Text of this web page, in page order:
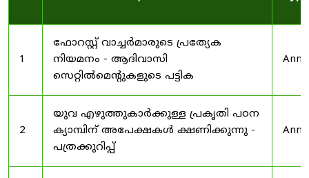
1
ഫോറസ്റ്റ് വാച്ചർമാരുടെ പ്രത്യേക
നിയമനം - ആദിവാസി
സെറ്റിൽമെന്റുകളുടെ പട്ടിക
2
യുവ എഴുത്തുകാർക്കുള്ള പ്രകൃതി പഠന
ക്യാമ്പിന് അപേക്ഷകൾ ക്ഷണിക്കുന്നു -
പത്രക്കുറിപ്പ്